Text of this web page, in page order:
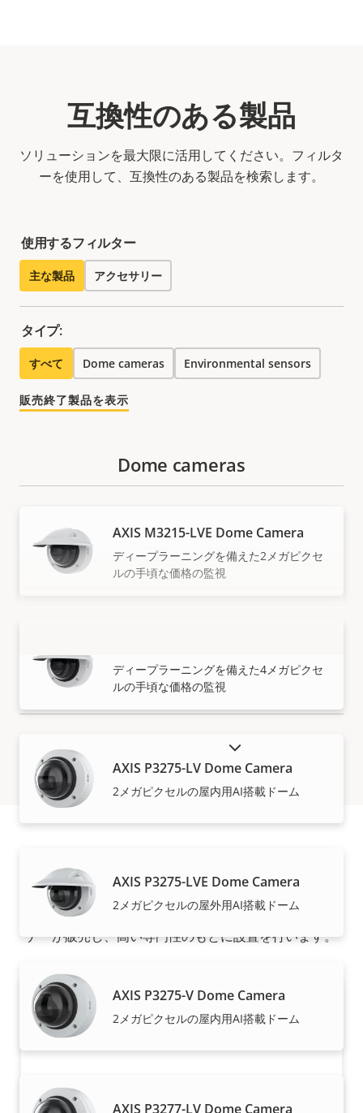
互換性のある製品
ソリューションを最大限に活用してください。フィルタ
ーを使用して、互換性のある製品を検索します。
使用するフィルター
主な製品 アクセサリー
タイプ:
すべて Dome cameras Environmental sensors
販売終了製品を表示
もっと見る
Dome cameras
AXIS M3215-LVE Dome Camera
ディープラーニングを備えた2メガピクセ
ルの手頃な価格の監視
ディープラーニングを備えた4メガピクセ
ルの手頃な価格の監視
AXIS P3275-LV Dome Camera
2メガピクセルの屋内用AI搭載ドーム
AXIS P3275-LVE Dome Camera
2メガピクセルの屋外用AI搭載ドーム
AXIS P3275-V Dome Camera
2メガピクセルの屋内用AI搭載ドーム
AXIS P3277-LV Dome Camera
購入方法
Axisソリューションと個々の製品は、信頼できるパート
ナーが販売し、高い専門性のもとに設置を行います。